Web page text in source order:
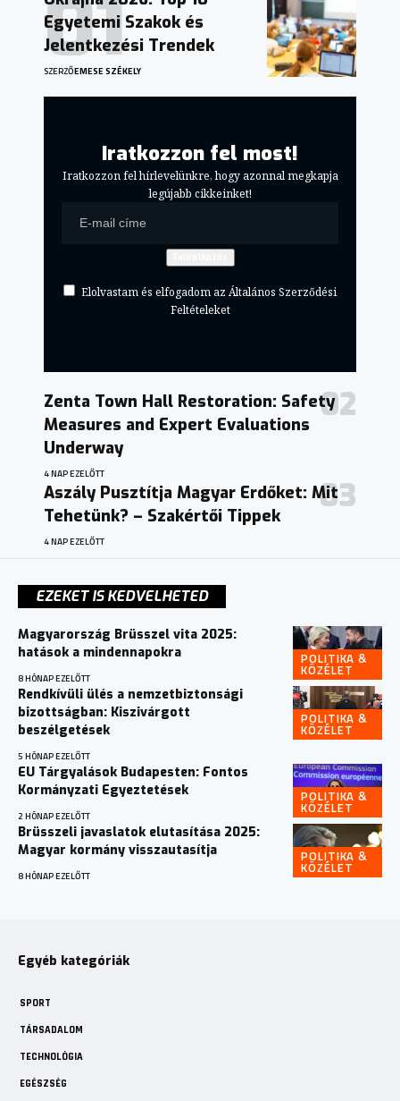
Egyetemi Szakok és
Jelentkezési Trendek
SZERZŐEMESE SZÉKELY
Iratkozzon fel most!
Iratkozzon fel hírlevelünkre, hogy azonnal megkapja
legújabb cikkeinket!
Elolvastam és elfogadom az Általános Szerződési
Feltételeket
Zenta Town Hall Restoration: Safety
Measures and Expert Evaluations
Underway
4 NAP EZELŐTT
Aszály Pusztítja Magyar Erdőket: Mit
Tehetünk? – Szakértői Tippek
4 NAP EZELŐTT
EZEKET IS KEDVELHETED
POLITIKA &
KÖZÉLET
Magyarország Brüsszel vita 2025:
hatások a mindennapokra
8 HÓNAP EZELŐTT
POLITIKA &
KÖZÉLET
Rendkívüli ülés a nemzetbiztonsági
bizottságban: Kiszivárgott
beszélgetések
5 HÓNAP EZELŐTT
POLITIKA &
KÖZÉLET
EU Tárgyalások Budapesten: Fontos
Kormányzati Egyeztetések
2 HÓNAP EZELŐTT
POLITIKA &
KÖZÉLET
Brüsszeli javaslatok elutasítása 2025:
Magyar kormány visszautasítja
8 HÓNAP EZELŐTT
Egyéb kategóriák
SPORT
TÁRSADALOM
TECHNOLÓGIA
EGÉSZSÉG